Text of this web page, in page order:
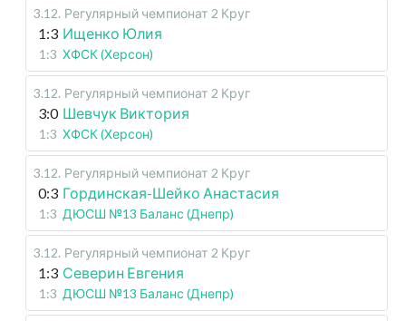
3.12. Регулярный чемпионат 2 Круг
1:3 Ищенко Юлия
1:3 ХФСК (Херсон)
3.12. Регулярный чемпионат 2 Круг
3:0 Шевчук Виктория
1:3 ХФСК (Херсон)
3.12. Регулярный чемпионат 2 Круг
0:3 Гординская-Шейко Анастасия
1:3 ДЮСШ №13 Баланс (Днепр)
3.12. Регулярный чемпионат 2 Круг
1:3 Северин Евгения
1:3 ДЮСШ №13 Баланс (Днепр)